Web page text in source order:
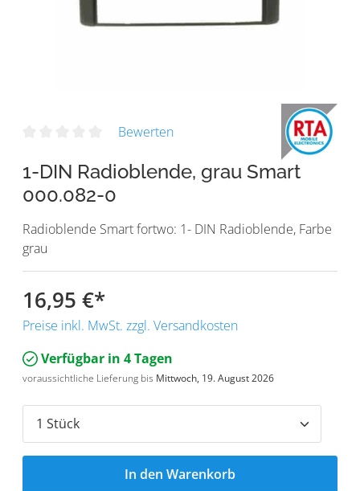
Bewerten
1-DIN Radioblende, grau Smart
000.082-0
Radioblende Smart fortwo: 1- DIN Radioblende, Farbe
grau
16,95 €*
Preise inkl. MwSt. zzgl. Versandkosten
Verfügbar in 4 Tagen
voraussichtliche Lieferung bis Mittwoch, 19. August 2026
In den Warenkorb